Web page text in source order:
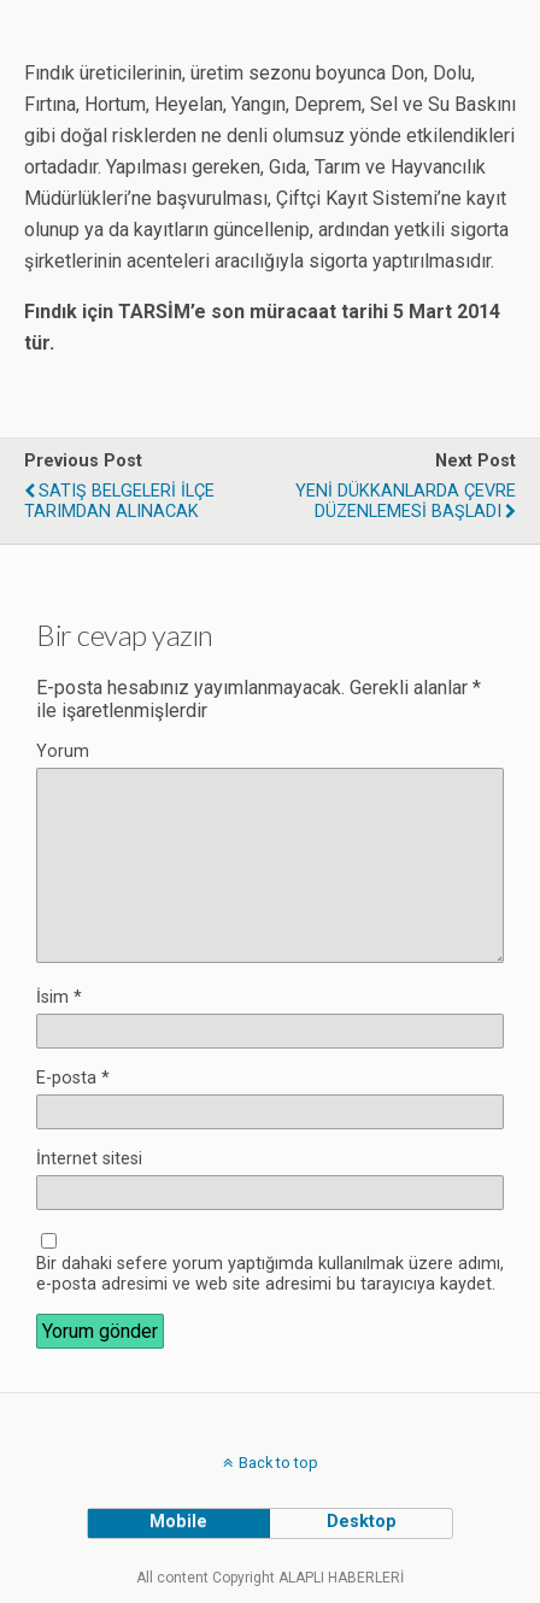
Fındık üreticilerinin, üretim sezonu boyunca Don, Dolu,
Fırtına, Hortum, Heyelan, Yangın, Deprem, Sel ve Su Baskını
gibi doğal risklerden ne denli olumsuz yönde etkilendikleri
ortadadır. Yapılması gereken, Gıda, Tarım ve Hayvancılık
Müdürlükleri’ne başvurulması, Çiftçi Kayıt Sistemi’ne kayıt
olunup ya da kayıtların güncellenip, ardından yetkili sigorta
şirketlerinin acenteleri aracılığıyla sigorta yaptırılmasıdır.
Fındık için TARSİM’e son müracaat tarihi 5 Mart 2014
tür.
Previous Post
SATIŞ BELGELERİ İLÇE
TARIMDAN ALINACAK
Next Post
YENİ DÜKKANLARDA ÇEVRE
DÜZENLEMESİ BAŞLADI
Bir cevap yazın
E-posta hesabınız yayımlanmayacak. Gerekli alanlar *
ile işaretlenmişlerdir
Yorum
İsim *
E-posta *
İnternet sitesi
Bir dahaki sefere yorum yaptığımda kullanılmak üzere adımı,
e-posta adresimi ve web site adresimi bu tarayıcıya kaydet.
Back to top
Mobile Desktop
All content Copyright ALAPLI HABERLERİ